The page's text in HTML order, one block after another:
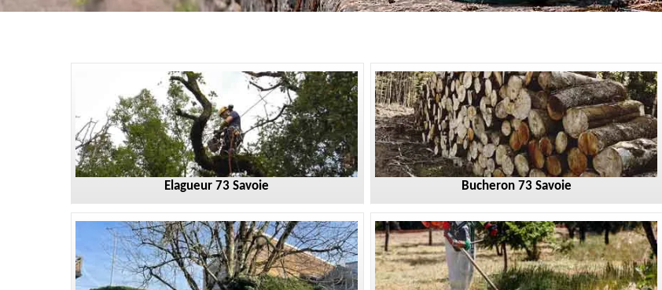
Elagueur 73 Savoie Bucheron 73 Savoie